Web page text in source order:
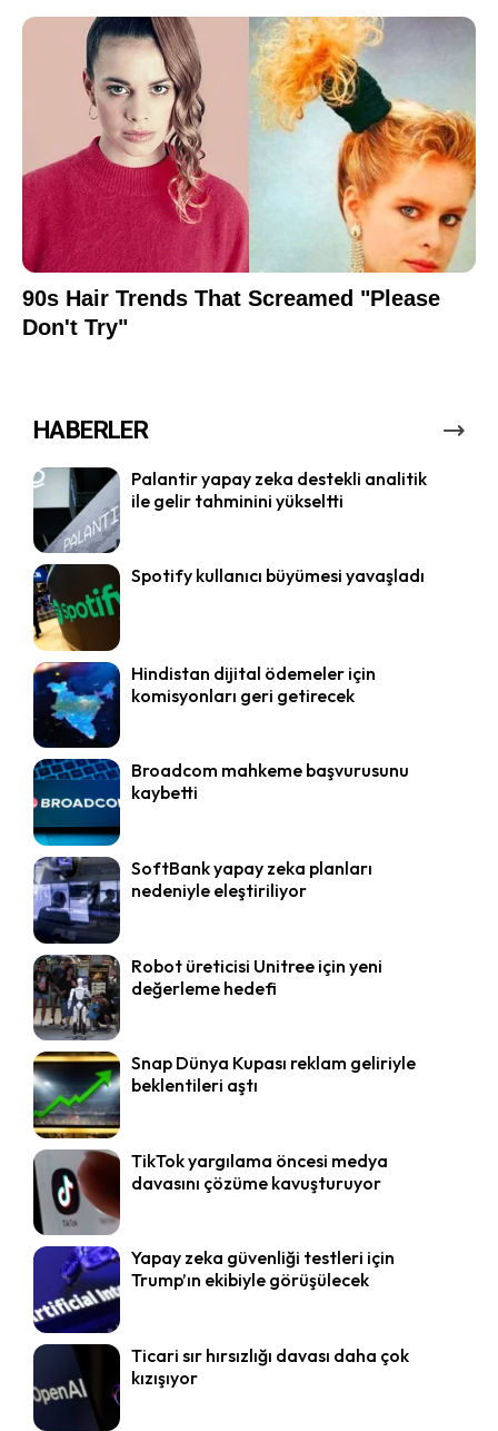
HABERLER
Palantir yapay zeka destekli analitik
ile gelir tahminini yükseltti
Spotify kullanıcı büyümesi yavaşladı
Hindistan dijital ödemeler için
komisyonları geri getirecek
Broadcom mahkeme başvurusunu
kaybetti
SoftBank yapay zeka planları
nedeniyle eleştiriliyor
Robot üreticisi Unitree için yeni
değerleme hedefi
Snap Dünya Kupası reklam geliriyle
beklentileri aştı
TikTok yargılama öncesi medya
davasını çözüme kavuşturuyor
Yapay zeka güvenliği testleri için
Trump’ın ekibiyle görüşülecek
Ticari sır hırsızlığı davası daha çok
kızışıyor